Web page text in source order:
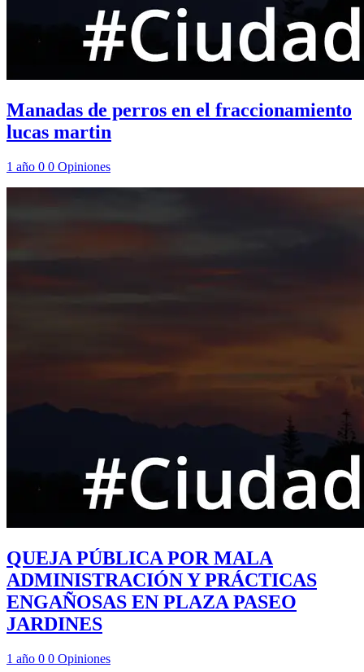
Manadas de perros en el fraccionamiento
lucas martin
1 año 0 0 Opiniones
QUEJA PÚBLICA POR MALA
ADMINISTRACIÓN Y PRÁCTICAS
ENGAÑOSAS EN PLAZA PASEO
JARDINES
1 año 0 0 Opiniones